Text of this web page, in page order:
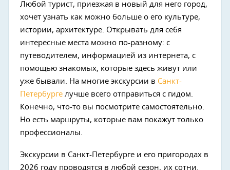
Любой турист, приезжая в новый для него город,
хочет узнать как можно больше о его культуре,
истории, архитектуре. Открывать для себя
интересные места можно по-разному: с
путеводителем, информацией из интернета, с
помощью знакомых, которые здесь живут или
уже бывали. На многие экскурсии в Санкт-
Петербурге лучше всего отправиться с гидом.
Конечно, что-то вы посмотрите самостоятельно.
Но есть маршруты, которые вам покажут только
профессионалы.
Экскурсии в Санкт-Петербурге и его пригородах в
2026 году проводятся в любой сезон, их сотни.